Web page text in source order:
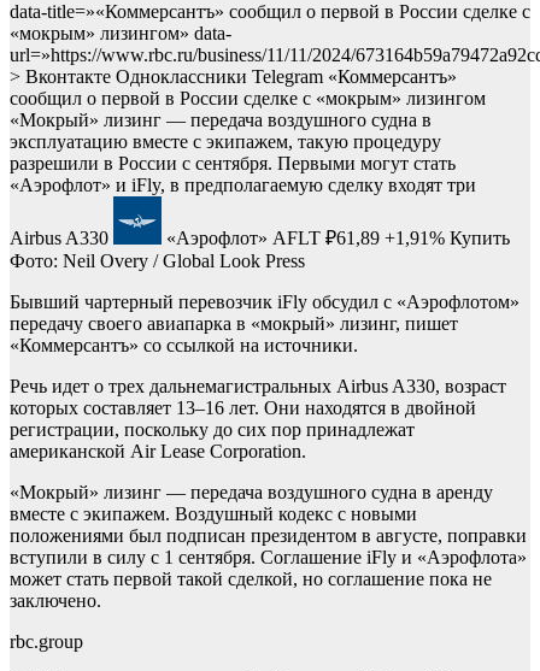
data-title=»«Коммерсантъ» сообщил о первой в России сделке с
«мокрым» лизингом» data-
url=»https://www.rbc.ru/business/11/11/2024/
> Вконтакте Одноклассники Telegram «Коммерсантъ»
сообщил о первой в России сделке с «мокрым» лизингом
«Мокрый» лизинг — передача воздушного судна в
эксплуатацию вместе с экипажем, такую процедуру
разрешили в России с сентября. Первыми могут стать
«Аэрофлот» и iFly, в предполагаемую сделку входят три
Airbus A330 «Аэрофлот» AFLT ₽61,89 +1,91% Купить
Фото: Neil Overy / Global Look Press
Бывший чартерный перевозчик iFly обсудил с «Аэрофлотом»
передачу своего авиапарка в «мокрый» лизинг, пишет
«Коммерсантъ» со ссылкой на источники.
Речь идет о трех дальнемагистральных Airbus A330, возраст
которых составляет 13–16 лет. Они находятся в двойной
регистрации, поскольку до сих пор принадлежат
американской Air Lease Corporation.
«Мокрый» лизинг — передача воздушного судна в аренду
вместе с экипажем. Воздушный кодекс с новыми
положениями был подписан президентом в августе, поправки
вступили в силу с 1 сентября. Соглашение iFly и «Аэрофлота»
может стать первой такой сделкой, но соглашение пока не
заключено.
rbc.group